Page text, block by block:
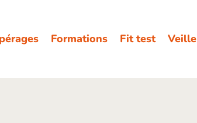
Formations Fit test Veille